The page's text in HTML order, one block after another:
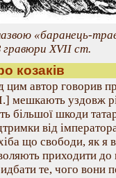
«баранець-
гравюри ХVІІ ст.
козаків
автор говорив
мешкають уздовж
більшої шкоди
від
що свободи, як я
приходити
те, чого вони